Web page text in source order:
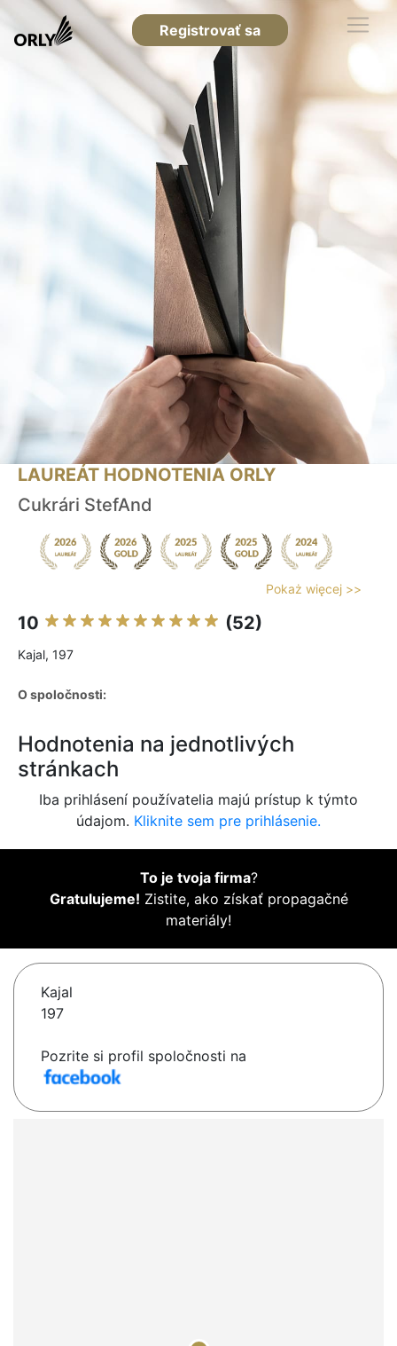
Registrovať sa
LAUREÁT HODNOTENIA ORLY
Cukrári StefAnd
Pokaż więcej >>
10 (52)
Kajal, 197
O spoločnosti:
Hodnotenia na jednotlivých
stránkach
Iba prihlásení používatelia majú prístup k týmto
údajom. Kliknite sem pre prihlásenie.
To je tvoja firma?
Gratulujeme! Zistite, ako získať propagačné
materiály!
Kajal
197
Pozrite si profil spoločnosti na